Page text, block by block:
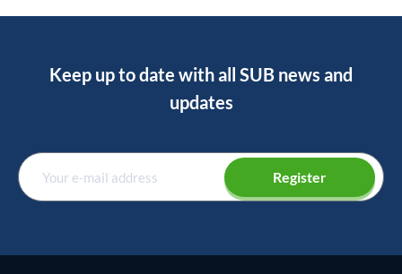
Keep up to date with all SUB news and
updates
Register